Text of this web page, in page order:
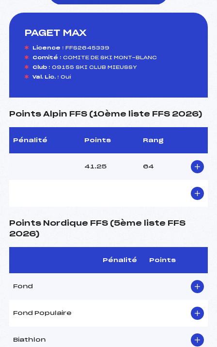
PAGET MAX
Licence : FFS2645339
Comité : COMITE DE SKI MONT-BLANC
Club : 09155 SKI CLUB MIEUSSY
Val. Lic. : Oui
Points Alpin FFS (10ème liste FFS 2026)
Pénalité Points Rang
41.25 64
Points Nordique FFS (5ème liste FFS
2026)
Pénalité Points
Fond
Fond Populaire
Biathlon